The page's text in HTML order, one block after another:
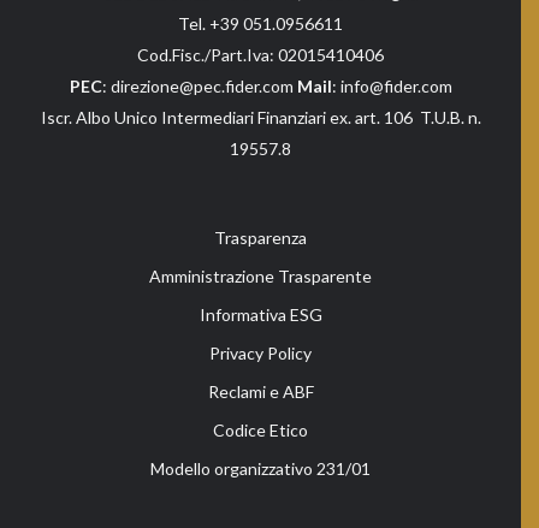
Tel. +39 051.0956611
Cod.Fisc./Part.Iva: 02015410406
PEC: direzione@pec.fider.com Mail: info@fider.com
Iscr. Albo Unico Intermediari Finanziari ex. art. 106 T.U.B. n.
19557.8
Trasparenza
Amministrazione Trasparente
Informativa ESG
Privacy Policy
Reclami e ABF
Codice Etico
Modello organizzativo 231/01